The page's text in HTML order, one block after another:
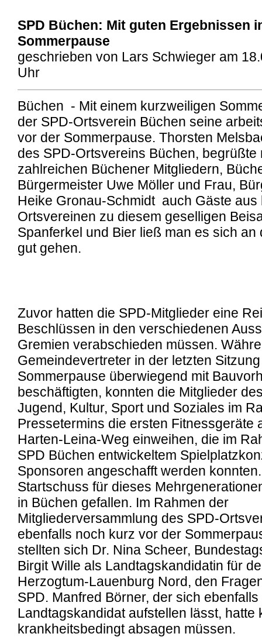
SPD Büchen: Mit guten Ergebnissen
Sommerpause
geschrieben von Lars Schwieger am
Uhr
Büchen - Mit einem kurzweiligen
der SPD-Ortsverein Büchen seine
vor der Sommerpause. Thorsten
des SPD-Ortsvereins Büchen, begrüßte
zahlreichen Büchener Mitgliedern,
Bürgermeister Uwe Möller und Frau,
Heike Gronau-Schmidt auch Gäste aus
Ortsvereinen zu diesem geselligen
Spanferkel und Bier ließ man es sich an
gut gehen.
Zuvor hatten die SPD-Mitglieder eine
Beschlüssen in den verschiedenen
Gremien verabschieden müssen.
Gemeindevertreter in der letzten
Sommerpause überwiegend mit
beschäftigten, konnten die Mitglieder
Jugend, Kultur, Sport und Soziales im
Pressetermins die ersten Fitnessgeräte
Harten-Leina-Weg einweihen, die im
SPD Büchen entwickeltem
Sponsoren angeschafft werden
Startschuss für dieses
in Büchen gefallen. Im Rahmen der
Mitgliederversammlung des SPD-
ebenfalls noch kurz vor der
stellten sich Dr. Nina Scheer,
Birgit Wille als Landtagskandidatin für
Herzogtum-Lauenburg Nord, den
SPD. Manfred Börner, der sich ebenfalls
Landtagskandidat aufstellen lässt, hatte
krankheitsbedingt absagen müssen.